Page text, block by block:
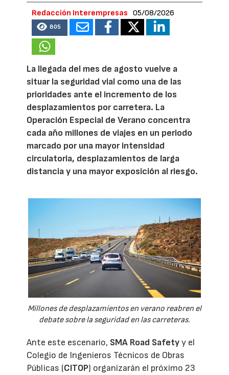
Redacción Interempresas 05/08/2026
805
La llegada del mes de agosto vuelve a
situar la seguridad vial como una de las
prioridades ante el incremento de los
desplazamientos por carretera. La
Operación Especial de Verano concentra
cada año millones de viajes en un periodo
marcado por una mayor intensidad
circulatoria, desplazamientos de larga
distancia y una mayor exposición al riesgo.
Millones de desplazamientos en verano reabren el
debate sobre la seguridad en las carreteras.
Ante este escenario, SMA Road Safetyy el
Colegio de Ingenieros Técnicos de Obras
Públicas (CITOP) organizarán el próximo 23